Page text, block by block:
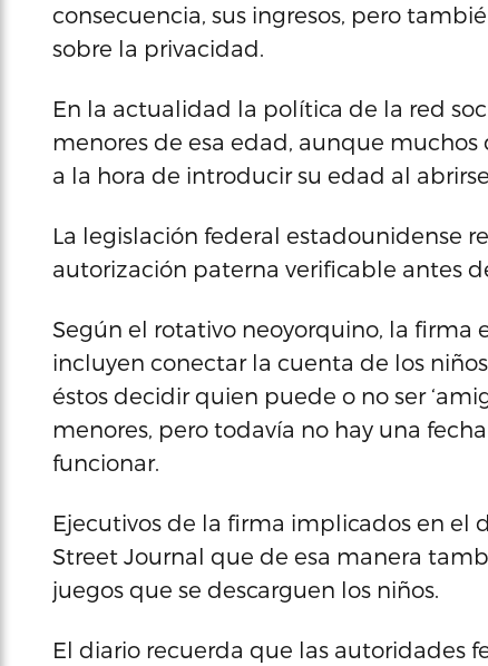
consecuencia, sus ingresos, pero
sobre la privacidad.
En la actualidad la política de la red
menores de esa edad, aunque
a la hora de introducir su edad al
La legislación federal estadounidense
autorización paterna verificable antes
Según el rotativo neoyorquino, la
incluyen conectar la cuenta de los
éstos decidir quien puede o no ser
menores, pero todavía no hay una
funcionar.
Ejecutivos de la firma implicados en el
Street Journal que de esa manera
juegos que se descarguen los niños.
El diario recuerda que las autoridades